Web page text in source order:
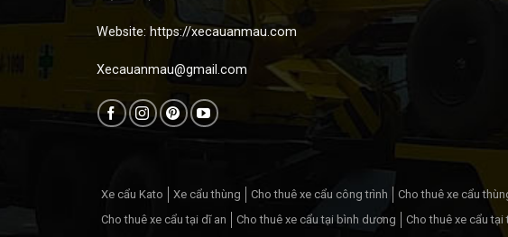
Website: https://xecauanmau.com
Xecauanmau@gmail.com
Xe cẩu Kato Xe cẩu thùng Cho thuê xe cẩu công trình Cho thuê xe cẩu
Cho thuê xe cẩu tại dĩ an
Cho thuê xe cẩu tại bình dương Cho thuê xe cẩu tại